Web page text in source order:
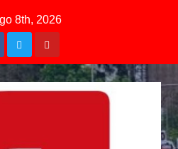
8th, 2026